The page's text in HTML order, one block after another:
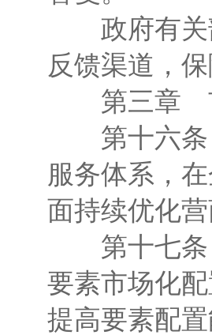
政府有关部
反馈渠道，
第三章
第十六条
服务体系，
面持续优化营
第十七条
要素市场化
提高要素配